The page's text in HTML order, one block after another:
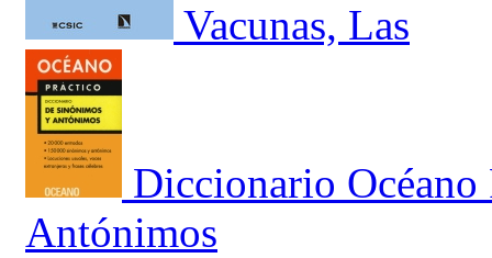
Vacunas, Las
Diccionario
Antónimos